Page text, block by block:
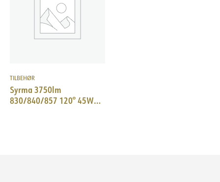
TILBEHØR
Syrma 3750lm
830/840/857 120° 45W